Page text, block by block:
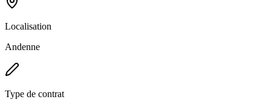
Localisation
Andenne
Type de contrat